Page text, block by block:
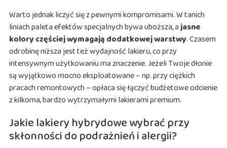
Warto jednak liczyć się z pewnymi kompromisami. W tanich
liniach paleta efektów specjalnych bywa uboższa, ajasne
kolory częściej wymagają dodatkowej warstwy. Czasem
odrobinę niższa jest też wydajność lakieru, co przy
intensywnym użytkowaniu ma znaczenie. Jeżeli Twoje dłonie
są wyjątkowo mocno eksploatowane – np. przy ciężkich
pracach remontowych – opłaca się łączyć budżetowe odcienie
z kilkoma, bardzo wytrzymałymi lakierami premium.
Jakie lakiery hybrydowe wybrać przy
skłonności do podrażnień i alergii?